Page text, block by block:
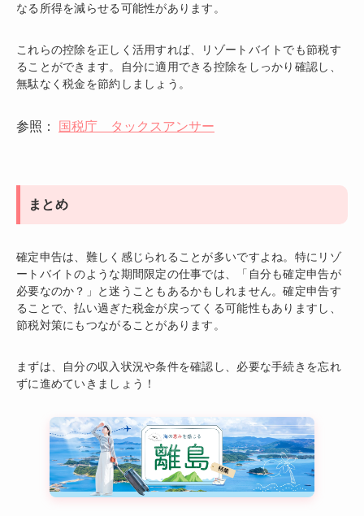
なる所得を減らせる可能性があります。
これらの控除を正しく活用すれば、リゾートバイトでも節税す
ることができます。自分に適用できる控除をしっかり確認し、
無駄なく税金を節約しましょう。
参照： 国税庁 タックスアンサー
まとめ
確定申告は、難しく感じられることが多いですよね。特にリゾ
ートバイトのような期間限定の仕事では、「自分も確定申告が
必要なのか？」と迷うこともあるかもしれません。確定申告す
ることで、払い過ぎた税金が戻ってくる可能性もありますし、
節税対策にもつながることがあります。
まずは、自分の収入状況や条件を確認し、必要な手続きを忘れ
ずに進めていきましょう！